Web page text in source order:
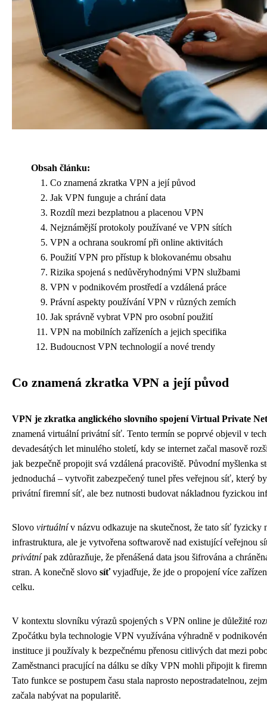
Obsah článku:
Co znamená zkratka VPN a její původ
Jak VPN funguje a chrání data
Rozdíl mezi bezplatnou a placenou VPN
Nejznámější protokoly používané ve VPN sítích
VPN a ochrana soukromí při online aktivitách
Použití VPN pro přístup k blokovanému obsahu
Rizika spojená s nedůvěryhodnými VPN službami
VPN v podnikovém prostředí a vzdálená práce
Právní aspekty používání VPN v různých zemích
Jak správně vybrat VPN pro osobní použití
VPN na mobilních zařízeních a jejich specifika
Budoucnost VPN technologií a nové trendy
Co znamená zkratka VPN a její původ
VPN je zkratka anglického slovního spojení Virtual Private
znamená virtuální privátní síť. Tento termín se poprvé objevil v
devadesátých let minulého století, kdy se internet začal masově
jak bezpečně propojit svá vzdálená pracoviště. Původní myšlenka
jednoduchá – vytvořit zabezpečený tunel přes veřejnou síť, který
privátní firemní síť, ale bez nutnosti budovat nákladnou fyzickou
Slovo virtuálnív názvu odkazuje na skutečnost, že tato síť fyzicky
infrastruktura, ale je vytvořena softwarově nad existující veřejnou
privátnípak zdůrazňuje, že přenášená data jsou šifrována a
stran. A konečně slovo síťvyjadřuje, že jde o propojení více
celku.
V kontextu slovníku výrazů spojených s VPN online je důležité
Zpočátku byla technologie VPN využívána výhradně v
instituce ji používaly k bezpečnému přenosu citlivých dat mezi
Zaměstnanci pracující na dálku se díky VPN mohli připojit k
Tato funkce se postupem času stala naprosto nepostradatelnou,
začala nabývat na popularitě.